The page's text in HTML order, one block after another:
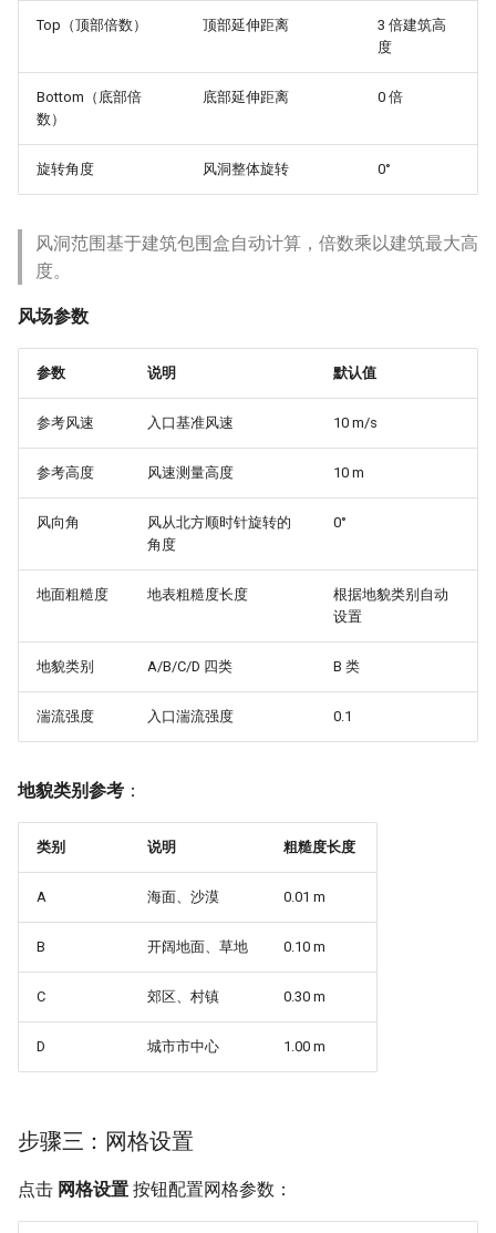
Top（顶部倍数） 顶部延伸距离
3 倍建筑高
度
Bottom（底部倍
数）
底部延伸距离 0 倍
旋转角度 风洞整体旋转 0°
风洞范围基于建筑包围盒自动计算，倍数乘以建筑最大高
度。
风场参数
参数 说明 默认值
参考风速 入口基准风速 10 m/s
参考高度 风速测量高度 10 m
风向角
风从北方顺时针旋转的
角度
0°
地面粗糙度 地表粗糙度长度
根据地貌类别自动
设置
地貌类别 A/B/C/D 四类 B 类
湍流强度 入口湍流强度 0.1
地貌类别参考 ：
类别 说明 粗糙度长度
A 海面、沙漠 0.01 m
B 开阔地面、草地 0.10 m
C 郊区、村镇 0.30 m
D 城市市中心 1.00 m
步骤三：网格设置
点击 网格设置 按钮配置网格参数：